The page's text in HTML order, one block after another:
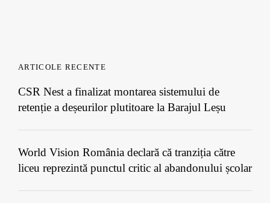
ARTICOLE RECENTE
CSR Nest a finalizat montarea sistemului de
retenție a deșeurilor plutitoare la Barajul Leșu
World Vision România declară că tranziția către
liceu reprezintă punctul critic al abandonului școlar